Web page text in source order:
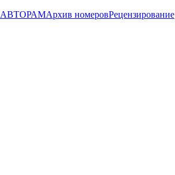
АВТОРАМАрхив номеровРецензирование